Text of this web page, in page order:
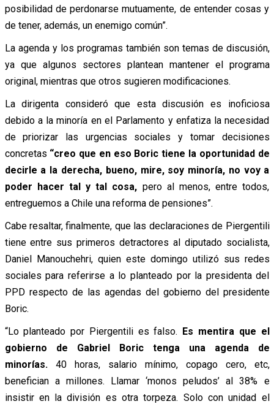
posibilidad de perdonarse mutuamente, de entender cosas y
de tener, además, un enemigo común”.
La agenda y los programas también son temas de discusión,
ya que algunos sectores plantean mantener el programa
original, mientras que otros sugieren modificaciones.
La dirigenta consideró que esta discusión es inoficiosa
debido a la minoría en el Parlamento y enfatiza la necesidad
de priorizar las urgencias sociales y tomar decisiones
concretas “creo que en eso Boric tiene la oportunidad de
decirle a la derecha, bueno, mire, soy minoría, no voy a
poder hacer tal y tal cosa, pero al menos, entre todos,
entreguemos a Chile una reforma de pensiones”.
Cabe resaltar, finalmente, que las declaraciones de Piergentili
tiene entre sus primeros detractores al diputado socialista,
Daniel Manouchehri, quien este domingo utilizó sus redes
sociales para referirse a lo planteado por la presidenta del
PPD respecto de las agendas del gobierno del presidente
Boric.
“Lo planteado por Piergentili es falso. Es mentira que el
gobierno de Gabriel Boric tenga una agenda de
minorías.
40 horas, salario mínimo, copago cero,etc,
benefician a millones. Llamar ‘monos peludos’ al 38% e
insistir en la división es otra torpeza. Solo con unidad el